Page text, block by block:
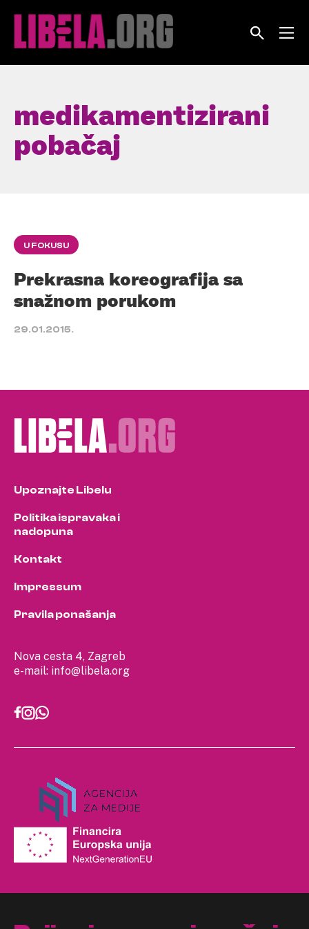
medikamentizirani
pobačaj
U FOKUSU
Prekrasna koreografija sa
snažnom porukom
29.01.2015.
Nova cesta 4, Zagreb
e-mail: info@libela.org
Upoznajte Libelu
Politika ispravaka i
nadopuna
Kontakt
Impressum
Pravila ponašanja